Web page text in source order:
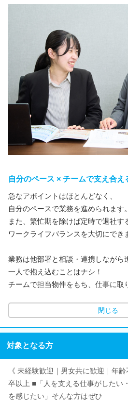
自分のペース × チームで支え合え
急なアポイントはほとんどなく、
自分のペースで業務を進められます。
また、繁忙期を除けば定時で退社す
ワークライフバランスを大切にでき
業務は他部署と相談・連携しながら
一人で抱え込むことはナシ！
チームで担当物件をもち、仕事に取
閉じる
対象となる方
《 未経験歓迎｜男女共に歓迎｜年
卒以上 ■「人を支える仕事がしたい
を感じたい」そんな方はぜひ